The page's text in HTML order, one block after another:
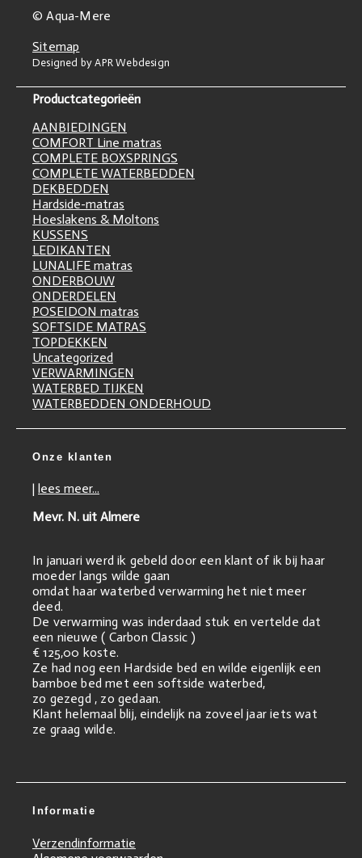
© Aqua-Mere
Sitemap
Designed by APR Webdesign
Productcategorieën
AANBIEDINGEN
COMFORT Line matras
COMPLETE BOXSPRINGS
COMPLETE WATERBEDDEN
DEKBEDDEN
Hardside-matras
Hoeslakens & Moltons
KUSSENS
LEDIKANTEN
LUNALIFE matras
ONDERBOUW
ONDERDELEN
POSEIDON matras
SOFTSIDE MATRAS
TOPDEKKEN
Uncategorized
VERWARMINGEN
WATERBED TIJKEN
WATERBEDDEN ONDERHOUD
Onze klanten
| lees meer...
Mevr. N. uit Almere
In januari werd ik gebeld door een klant of ik bij haar
moeder langs wilde gaan
omdat haar waterbed verwarming het niet meer
deed.
De verwarming was inderdaad stuk en vertelde dat
een nieuwe ( Carbon Classic )
€ 125,00 koste.
Ze had nog een Hardside bed en wilde eigenlijk een
bamboe bed met een softside waterbed,
zo gezegd , zo gedaan.
Klant helemaal blij, eindelijk na zoveel jaar iets wat
ze graag wilde.
Informatie
Verzendinformatie